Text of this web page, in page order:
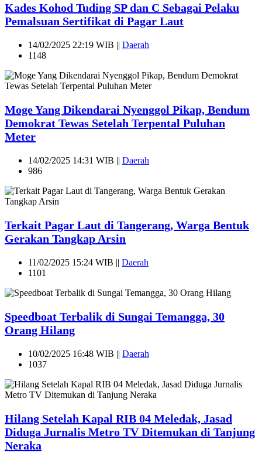
Kades Kohod Tuding SP dan C Sebagai Pelaku
Pemalsuan Sertifikat di Pagar Laut
14/02/2025 22:19 WIB || Daerah
1148
Moge Yang Dikendarai Nyenggol Pikap, Bendum
Demokrat Tewas Setelah Terpental Puluhan
Meter
14/02/2025 14:31 WIB || Daerah
986
Terkait Pagar Laut di Tangerang, Warga Bentuk
Gerakan Tangkap Arsin
11/02/2025 15:24 WIB || Daerah
1101
Speedboat Terbalik di Sungai Temangga, 30
Orang Hilang
10/02/2025 16:48 WIB || Daerah
1037
Hilang Setelah Kapal RIB 04 Meledak, Jasad
Diduga Jurnalis Metro TV Ditemukan di Tanjung
Neraka